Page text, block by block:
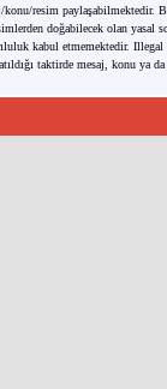
konu/resim paylaşabilmektedir.
doğabilecek olan yasal
kabul etmemektedir.
taktirde mesaj, konu ya